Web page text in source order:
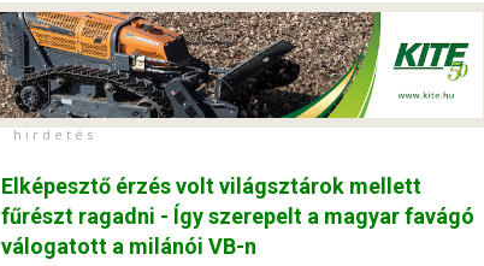
h i r d e t é s
Elképesztő érzés volt világsztárok mellett
fűrészt ragadni - Így szerepelt a magyar favágó
válogatott a milánói VB-n